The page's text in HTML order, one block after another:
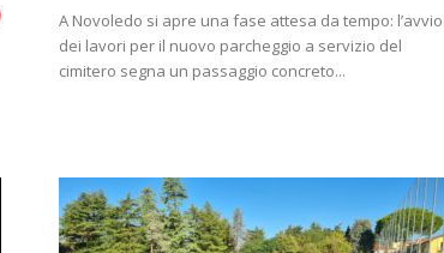
A Novoledo si apre una fase attesa da tempo: l’avvio
dei lavori per il nuovo parcheggio a servizio del
cimitero segna un passaggio concreto...